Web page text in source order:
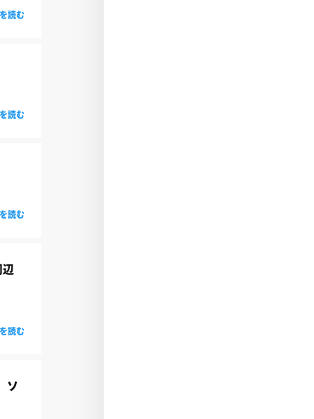
読む
読む
読む
読む
ソ